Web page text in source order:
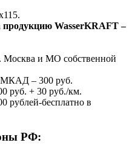
WasserKRAFT –
Москва и МО собственной
МКАД – 300 руб.
руб. + 30 руб./км.
рублей-бесплатно в
РФ: